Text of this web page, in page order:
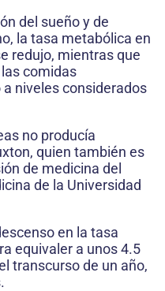
del sueño y de
la tasa metabólica en
redujo, mientras que
comidas
niveles considerados
no producía
quien también es
de medicina del
de la Universidad
en la tasa
equivaler a unos 4.5
transcurso de un año,